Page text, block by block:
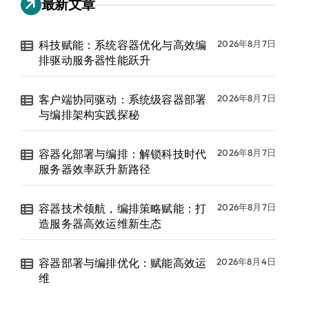
最新文章
科技赋能：系统容器优化与高效编
排驱动服务器性能跃升
2026年8月7日
客户端协同驱动：系统级容器部署
与编排架构实践探秘
2026年8月7日
容器化部署与编排：解锁科技时代
服务器效率跃升新路径
2026年8月7日
容器技术领航，编排策略赋能：打
造服务器高效运维新生态
2026年8月7日
容器部署与编排优化：赋能高效运
维
2026年8月4日